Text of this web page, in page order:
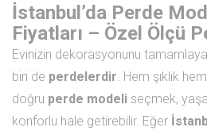
İstanbul’da Perde
Fiyatları – Özel Ölçü
Evinizin dekorasyonunu
biri de perdelerdir. Hem şıklık
doğru perde modeli seçmek,
konforlu hale getirebilir. Eğer